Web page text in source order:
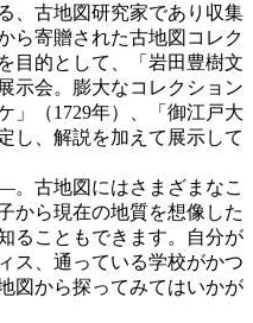
、古地図研究家であり収集
ら寄贈された古地図コレク
目的として、「岩田豊樹文
示会。膨大なコレクション
」（1729年）、「御江戸大
し、解説を加えて展示して
古地図にはさまざまなこ
から現在の地質を想像した
ることもできます。自分が
ス、通っている学校がかつ
図から探ってみてはいかが